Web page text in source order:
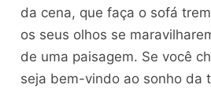
da cena, que faça o sofá
os seus olhos se
de uma paisagem. Se você
seja bem-vindo ao sonho da